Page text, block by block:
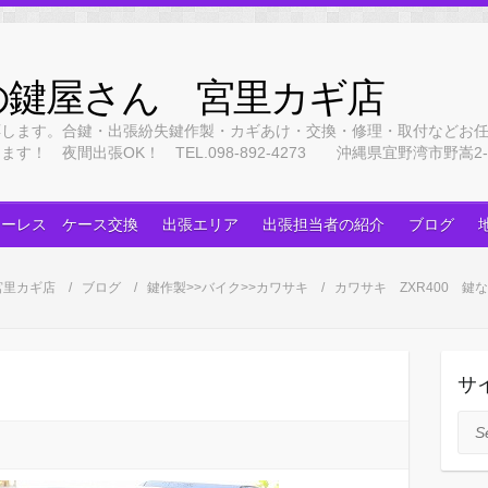
鍵屋さん 宮里カギ店
ます。合鍵・出張紛失鍵作製・カギあけ・交換・修理・取付などお
ます！ 夜間出張OK！ TEL.098-892-4273 沖縄県宜野湾市野嵩
レス ケース交換 出張エリア 出張担当者の紹介 ブログ
カギ店 ブログ 鍵作製>>バイク>>カワサキ カワサキ ZXR400 鍵
サ